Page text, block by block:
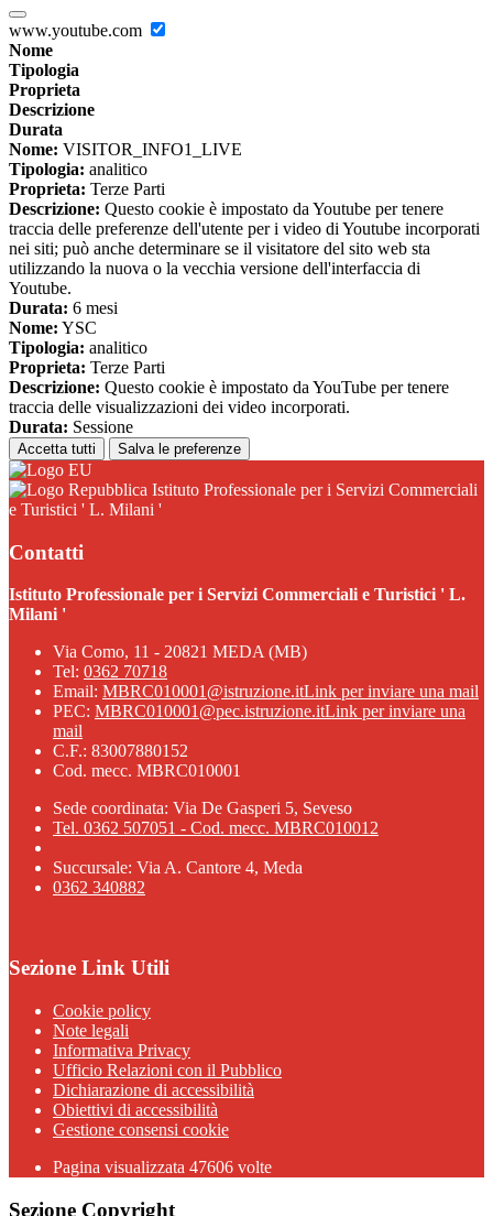
www.youtube.com
Nome
Tipologia
Proprieta
Descrizione
Durata
Nome: VISITOR_INFO1_LIVE
Tipologia: analitico
Proprieta: Terze Parti
Descrizione: Questo cookie è impostato da Youtube per tenere
traccia delle preferenze dell'utente per i video di Youtube incorporati
nei siti; può anche determinare se il visitatore del sito web sta
utilizzando la nuova o la vecchia versione dell'interfaccia di
Youtube.
Durata: 6 mesi
Nome: YSC
Tipologia: analitico
Proprieta: Terze Parti
Descrizione: Questo cookie è impostato da YouTube per tenere
traccia delle visualizzazioni dei video incorporati.
Durata: Sessione
Accetta tutti Salva le preferenze
Istituto Professionale per i Servizi Commerciali
e Turistici ' L. Milani '
Contatti
Istituto Professionale per i Servizi Commerciali e Turistici ' L.
Milani '
Via Como, 11 - 20821 MEDA (MB)
Tel: 0362 70718
Email: MBRC010001@istruzione.itLink per inviare una mail
PEC: MBRC010001@pec.istruzione.itLink per inviare una
mail
C.F.: 83007880152
Cod. mecc. MBRC010001
Sede coordinata: Via De Gasperi 5, Seveso
Tel. 0362 507051 - Cod. mecc. MBRC010012
Succursale: Via A. Cantore 4, Meda
0362 340882
Sezione Link Utili
Cookie policy
Note legali
Informativa Privacy
Ufficio Relazioni con il Pubblico
Dichiarazione di accessibilità
Obiettivi di accessibilità
Gestione consensi cookie
Pagina visualizzata 47606 volte
Sezione Copyright